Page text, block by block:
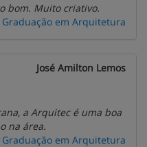
bom. Muito criativo.
Graduação em Arquitetura
José Amilton Lemos
a Arquitec é uma boa
na área.
Graduação em Arquitetura